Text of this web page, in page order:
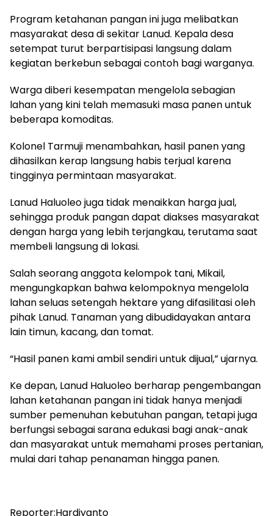
Program ketahanan pangan ini juga melibatkan
masyarakat desa di sekitar Lanud. Kepala desa
setempat turut berpartisipasi langsung dalam
kegiatan berkebun sebagai contoh bagi warganya.
Warga diberi kesempatan mengelola sebagian
lahan yang kini telah memasuki masa panen untuk
beberapa komoditas.
Kolonel Tarmuji menambahkan, hasil panen yang
dihasilkan kerap langsung habis terjual karena
tingginya permintaan masyarakat.
Lanud Haluoleo juga tidak menaikkan harga jual,
sehingga produk pangan dapat diakses masyarakat
dengan harga yang lebih terjangkau, terutama saat
membeli langsung di lokasi.
Salah seorang anggota kelompok tani, Mikail,
mengungkapkan bahwa kelompoknya mengelola
lahan seluas setengah hektare yang difasilitasi oleh
pihak Lanud. Tanaman yang dibudidayakan antara
lain timun, kacang, dan tomat.
“Hasil panen kami ambil sendiri untuk dijual,” ujarnya.
Ke depan, Lanud Haluoleo berharap pengembangan
lahan ketahanan pangan ini tidak hanya menjadi
sumber pemenuhan kebutuhan pangan, tetapi juga
berfungsi sebagai sarana edukasi bagi anak-anak
dan masyarakat untuk memahami proses pertanian,
mulai dari tahap penanaman hingga panen.
Reporter:Hardiyanto